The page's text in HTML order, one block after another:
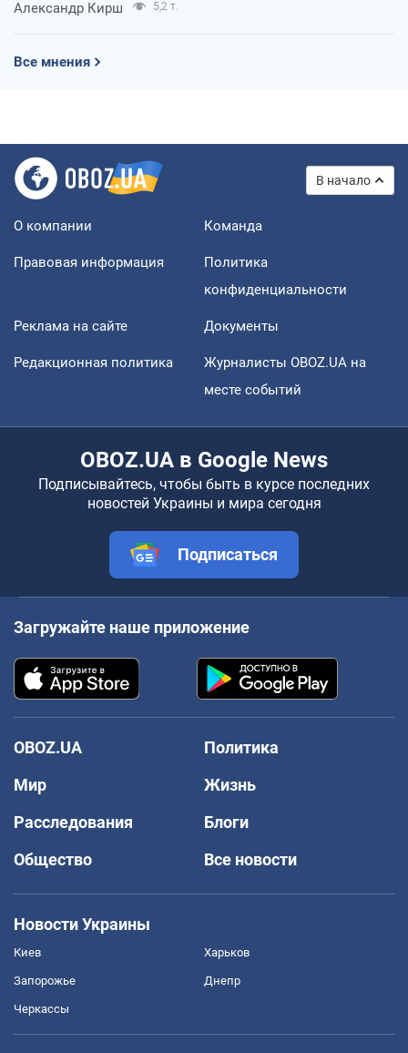
Александр Кирш 5,2 т.
Все мнения
В начало
О компании Команда
Правовая информация
Политика
конфиденциальности
Реклама на сайте Документы
Редакционная политика
Журналисты OBOZ.UA на
месте событий
OBOZ.UA в Google News
Подписывайтесь, чтобы быть в курсе последних
новостей Украины и мира сегодня
Подписаться
Загружайте наше приложение
OBOZ.UA
Политика
Мир
Жизнь
Расследования
Блоги
Общество
Все новости
Новости Украины
Киев Харьков
Запорожье Днепр
Черкассы